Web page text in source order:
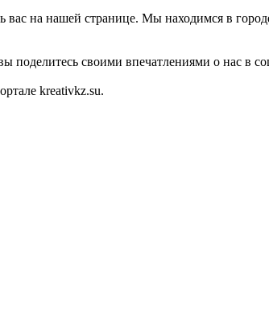
вас на нашей странице. Мы находимся в
своими впечатлениями о нас в
kreativkz.su.